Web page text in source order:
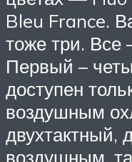
Bleu France.
тоже три. Все
Первый –
доступен
воздушным
двухтактный,
воздушным,